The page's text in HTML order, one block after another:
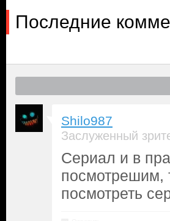
Последние
Shilo987
Заслуженный
Сериал и в
посмотрешим,
посмотреть